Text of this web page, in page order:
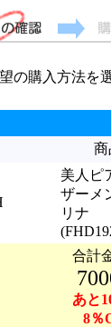
の購入方法を
商
美人ピ
ザーメ
リナ
合
あと
8％